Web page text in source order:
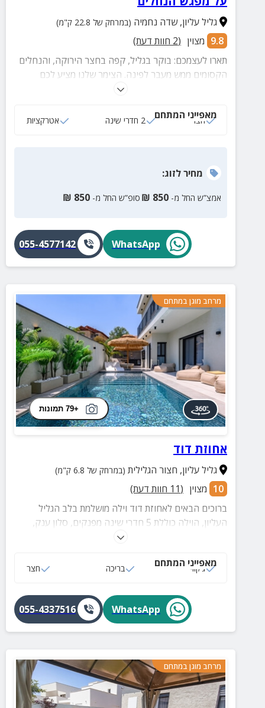
גליל עליון,שדה נחמיה (במרחק של 22.8 ק"מ)
9.8 מצוין (
2 חוות דעת)
תארו לעצמכם: בוקר בגליל, קפה בחצר הירוקה, והנחלים
הקסומים ממש מעבר לפינה. הצימר שלנו מציע לכם
בריחה מושלמת 2 חדרי שינה נוחים וחצר ירוקה עם פינות
של הגליל מפגש חצבני-בניאס. בואו ליצור זיכרונות
מאפייני המתחם
חצר 2 חדרי שינה אטרקציות
מחירלזוג:
אמצ”ש החל מ- 850
₪ סופ”ש החל מ- 850
₪
WhatsApp
055-4577142
מרחב מוגן במתחם
+79 תמונות
אחוזת דוד
גליל עליון, חצור הגלילית (במרחק של 6.8 ק"מ)
10 מצוין (
11 חוות דעת)
ברוכים הבאים לאחוזת דוד וילה מושלמת בלב הגליל
העליון, הוילה כוללת 5 חדרי שינה מפנקים, סלון ענק,
בחצר הפרטית מחכה לכם גן עדן - בריכה פרטית גדולה,
סנוקר, פינג פונג, טניס כדורסל, ועוד שלל פינוקים הזמינו
מאפייני המתחם
ג‘קוזי בריכה חצר
WhatsApp
055-4337516
מרחב מוגן במתחם